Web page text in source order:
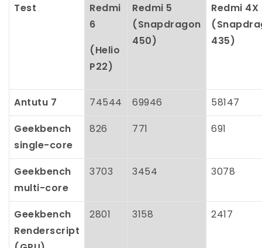
Test
Redmi
6
(Helio
P22)
Redmi 5
(Snapdragon
450)
Redmi 4X
435)
Antutu 7 74544 69946
58147
Geekbench
single-core
826 771 691
Geekbench
multi-core
3703 3454 3078
Geekbench
Renderscript
2801 3158 2417